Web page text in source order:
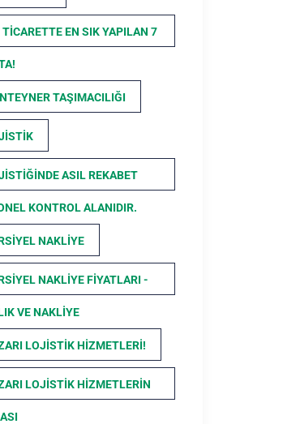
TICARETTE EN SIK YAPILAN 7
TAŞIMACILIĞI
ASIL REKABET
KONTROL ALANIDIR.
NAKLIYE
NAKLIYE FIYATLARI -
VE NAKLIYE
LOJISTIK HIZMETLERI!
LOJISTIK HIZMETLERIN